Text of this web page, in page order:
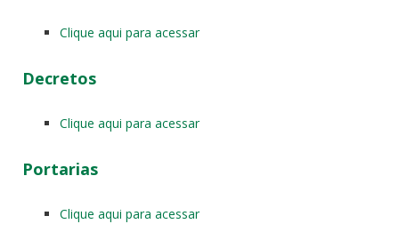
Clique aqui para acessar
Decretos
Clique aqui para acessar
Portarias
Clique aqui para acessar